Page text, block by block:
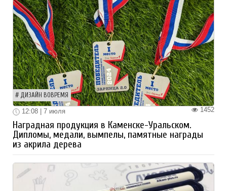
ДИЗАЙН ВОВРЕМЯ
1452
12:08 | 7 июля
Наградная продукция в Каменске-Уральском.
Дипломы, медали, вымпелы, памятные награды
из акрила дерева